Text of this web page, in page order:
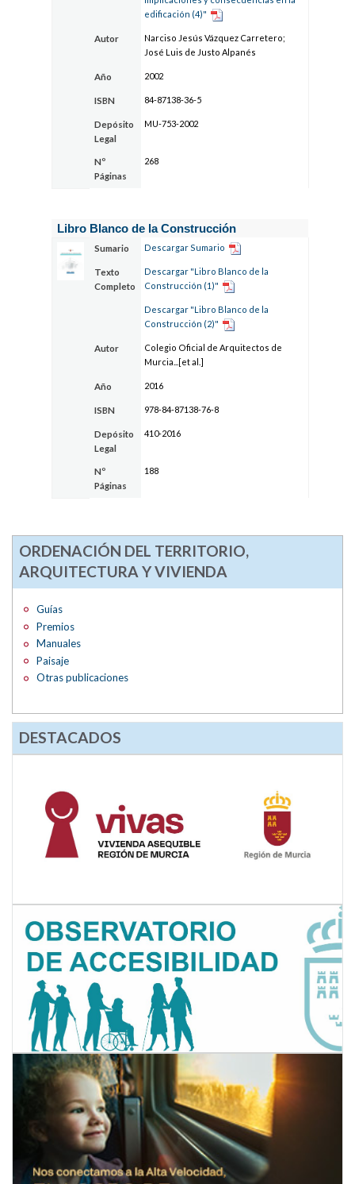
edificación (4)"
Autor
Narciso Jesús Vázquez Carretero;
José Luis de Justo Alpanés
Año 2002
ISBN 84-87138-36-5
Depósito
Legal
MU-753-2002
Nº
Páginas
268
Libro Blanco de la Construcción
Sumario Descargar Sumario
Texto
Completo
Descargar "Libro Blanco de la
Construcción (1)"
Descargar "Libro Blanco de la
Construcción (2)"
Autor
Colegio Oficial de Arquitectos de
Murcia...[et al.]
Año 2016
ISBN 978-84-87138-76-8
Depósito
Legal
410-2016
Nº
Páginas
188
ORDENACIÓN DEL TERRITORIO,
ARQUITECTURA Y VIVIENDA
Guías
Premios
Manuales
Paisaje
Otras publicaciones
DESTACADOS